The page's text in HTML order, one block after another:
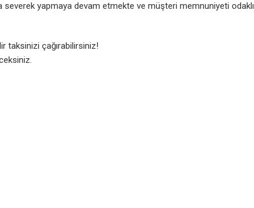
yapmaya devam etmekte ve müşteri memnuniyeti odaklı
taksinizi çağırabilirsiniz!